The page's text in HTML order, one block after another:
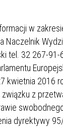
w
Naczelnik
tel. 32 267-
kwietnia 2016
z
dyrektywy